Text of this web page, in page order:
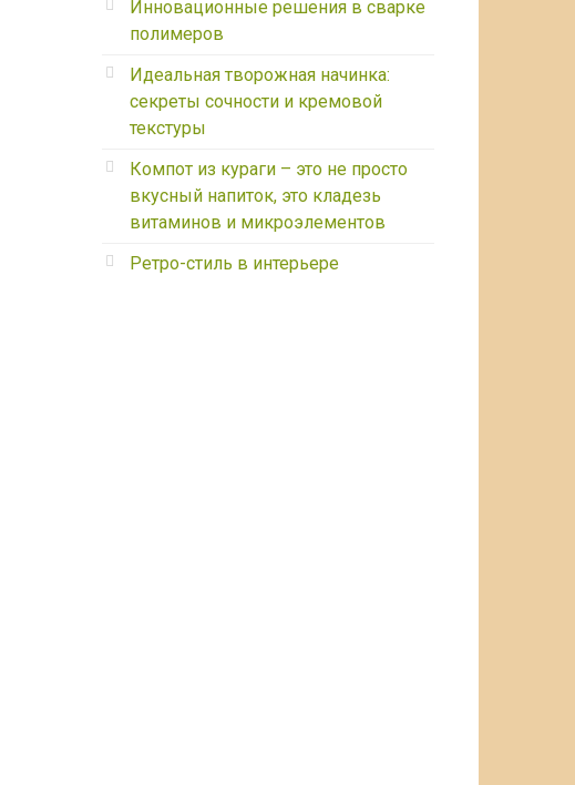
Инновационные решения в сварке
полимеров
Идеальная творожная начинка:
секреты сочности и кремовой
текстуры
Компот из кураги – это не просто
вкусный напиток, это кладезь
витаминов и микроэлементов
Ретро-стиль в интерьере